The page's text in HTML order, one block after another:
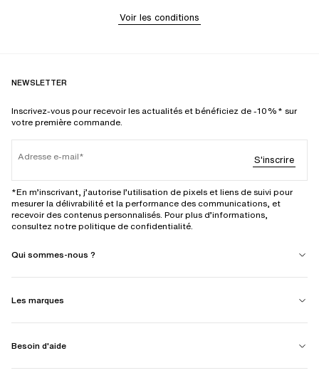
Voir les conditions
NEWSLETTER
Inscrivez-vous pour recevoir les actualités et bénéficiez de -10%* sur
votre première commande.
Adresse e-mail S'inscrire
*En m’inscrivant, j’autorise l’utilisation de pixels et liens de suivi pour
mesurer la délivrabilité et la performance des communications, et
recevoir des contenus personnalisés. Pour plus d’informations,
consultez notre politique de confidentialité.
Qui sommes-nous ?
Les marques
Besoin d'aide